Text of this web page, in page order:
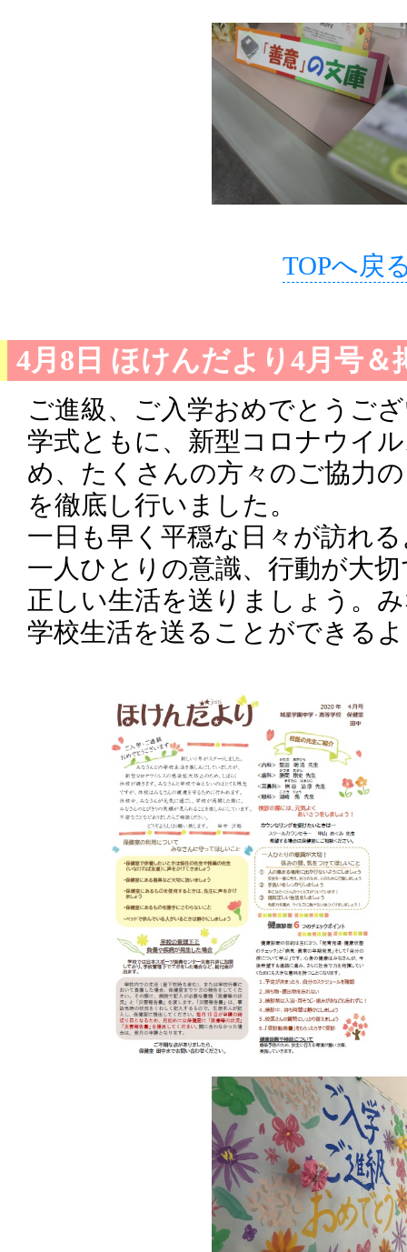
TOPへ戻
4月8日 ほけんだより4月号＆
ご進級、ご入学おめでとうご
学式ともに、新型コロナウイ
め、たくさんの方々のご協力
を徹底し行いました。
一日も早く平穏な日々が訪れ
一人ひとりの意識、行動が大
正しい生活を送りましょう。
学校生活を送ることができる